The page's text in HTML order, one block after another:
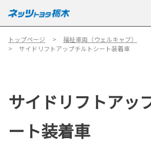
トップページ
福祉車両（ウェルキャブ）
サイドリフトアップチルトシート装着車
サイドリフトアッ
ート装着車